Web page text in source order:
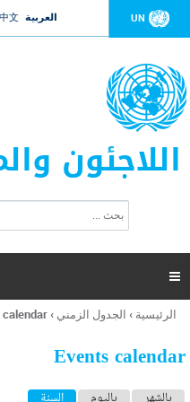
UN العربية 中文
اللاجئون
ت
ر
ل
ح
ب

أنت
هنا
الرئيسية › الجدول الزمني ›
calendar
Events calendar